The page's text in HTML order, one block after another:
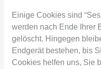
Einige Cookies sind
werden nach Ende Ihrer
gelöscht. Hingegen
Endgerät bestehen, bis
Cookies helfen uns, Sie